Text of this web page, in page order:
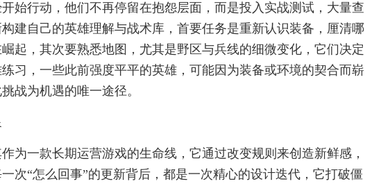
始行动，他们不再停留在抱怨层面，而是投入实战测试，大量查
建自己的英雄理解与战术库，首要任务是重新认识装备，厘清哪
起，其次要熟悉地图，尤其是野区与兵线的细微变化，它们决定
习，一些此前强度平平的英雄，可能因为装备或环境的契合而崭
战为机遇的唯一途径。
为一款长期运营游戏的生命线，它通过改变规则来创造新鲜感，
次“怎么回事”的更新背后，都是一次精心的设计迭代，它打破僵